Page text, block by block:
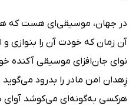
در جهان، موسیقی‌ای هست که
آن زمان که خودت آن را بنوازی
نوای جان‌افزای موسیقی آکنده
زِهدان امن مادر را بدرود
هرکسی به‌گونه‌ای می‌کوشد آوای